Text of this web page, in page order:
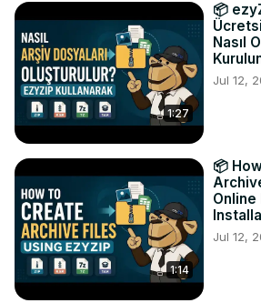
- 點擊“轉換為 ZIP”，轉換將自動進行。
- 點選「儲存 ZIP 檔案」下載新的壓縮檔
為什麼要將 7Z 檔案轉換為 ZIP 檔案？
統中都通用，讓共享和解壓縮更加便捷！
#7ZtoZIP #檔案轉換 #zip 轉換器 #線上
TWITTER:
https://twitter.com/ezyZip
https://
1:27
📦
Nasıl
Jul 12,
1:14
📦
Jul 12,